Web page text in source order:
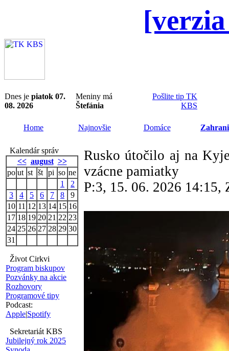
Dnes je piatok 07.
08. 2026
Meniny má
Štefánia
Pošlite tip TK
KBS
Home Najnovšie Domáce
Kalendár správ
<< august >>
po ut st št pi so ne
1
2
3
4 5 6 7 8
9
10 11 12 13 14 15 16
17 18 19 20 21 22 23
24 25 26 27 28 29 30
31
Život Cirkvi
Program biskupov
Pozvánky na akcie
Rozhovory
Programové tipy
Podcast:
Apple|Spotify
Sekretariát KBS
Jubilejný rok 2025
Rusko útočilo aj na
vzácne pamiatky
P:3, 15. 06. 2026 14:15,